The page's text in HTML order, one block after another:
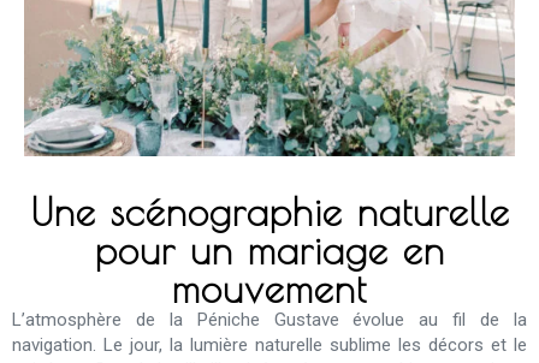
Une scénographie naturelle
pour un mariage en
mouvement
L’atmosphère de la Péniche Gustave évolue au fil de la
navigation. Le jour, la lumière naturelle sublime les décors et le